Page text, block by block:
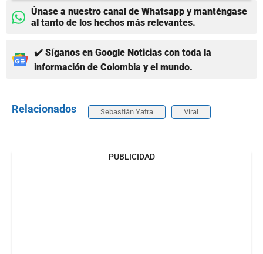
Únase a nuestro canal de Whatsapp y manténgase
al tanto de los hechos más relevantes.
✔️ Síganos en Google Noticias con toda la
información de Colombia y el mundo.
Relacionados Sebastián Yatra Viral
PUBLICIDAD